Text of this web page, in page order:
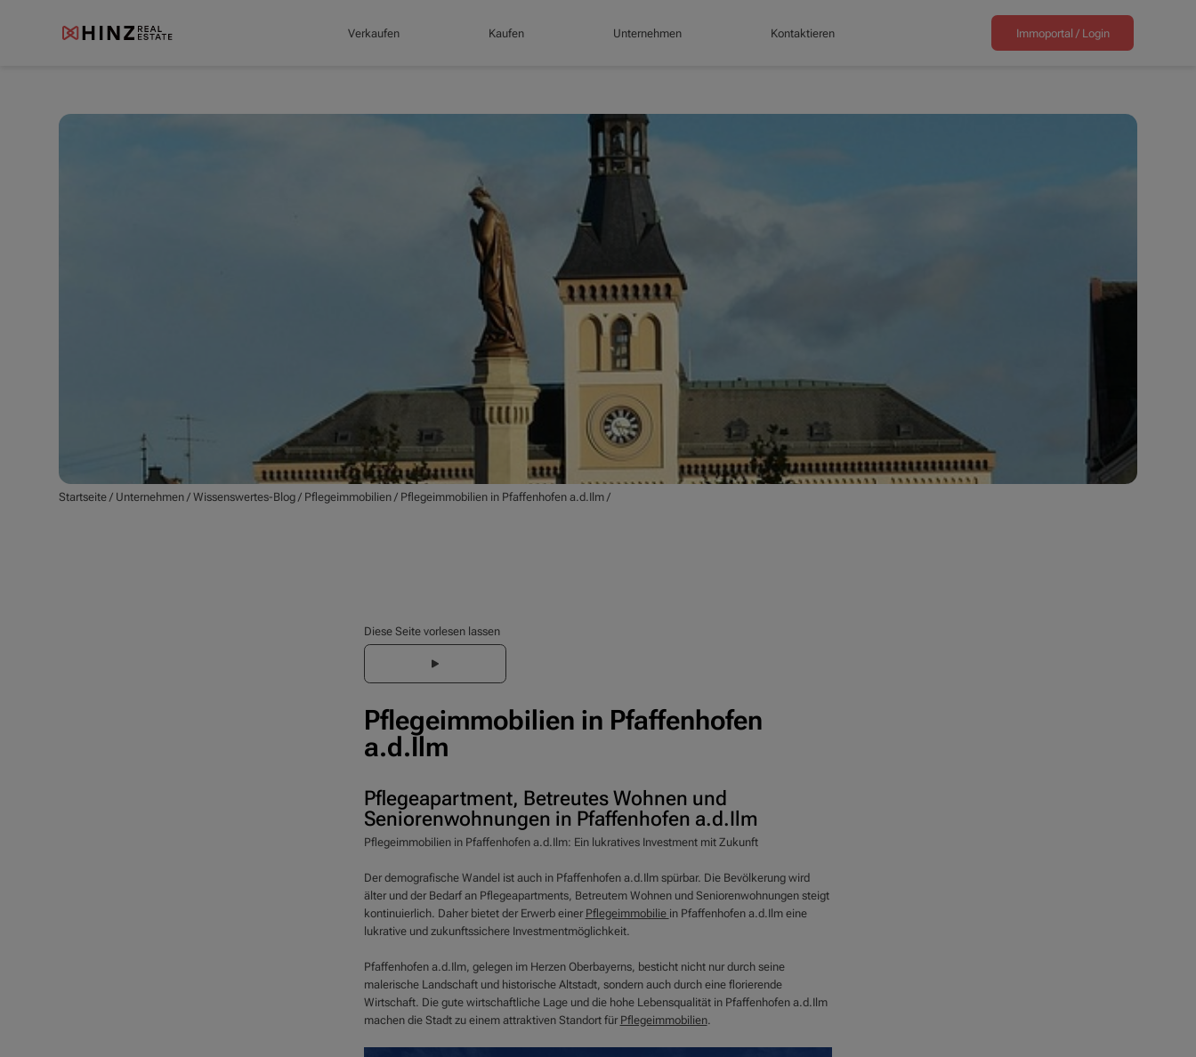
Verkaufen Kaufen Unternehmen Kontaktieren Immoportal / Login
Startseite / Unternehmen /Wissenswertes-Blog / Pflegeimmobilien / Pflegeimmobilien in Pfaffenhofen a.d.Ilm /
Diese Seite vorlesen lassen
Pflegeimmobilien in Pfaffenhofen
a.d.Ilm
Pflegeapartment, Betreutes Wohnen und
Seniorenwohnungen in Pfaffenhofen a.d.Ilm
Pflegeimmobilien in Pfaffenhofen a.d.Ilm: Ein lukratives Investment mit Zukunft
Der demografische Wandel ist auch in Pfaffenhofen a.d.Ilm spürbar. Die Bevölkerung wird
älter und der Bedarf an Pflegeapartments, Betreutem Wohnen und Seniorenwohnungen steigt
kontinuierlich. Daher bietet der Erwerb einer Pflegeimmobilie in Pfaffenhofen a.d.Ilm eine
lukrative und zukunftssichere Investmentmöglichkeit.
Pfaffenhofen a.d.Ilm, gelegen im Herzen Oberbayerns, besticht nicht nur durch seine
malerische Landschaft und historische Altstadt, sondern auch durch eine florierende
Wirtschaft. Die gute wirtschaftliche Lage und die hohe Lebensqualität in Pfaffenhofen a.d.Ilm
machen die Stadt zu einem attraktiven Standort für Pflegeimmobilien.